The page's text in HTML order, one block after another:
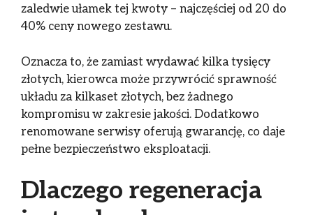
zaledwie ułamek tej kwoty – najczęściej od 20 do
40% ceny nowego zestawu.
Oznacza to, że zamiast wydawać kilka tysięcy
złotych, kierowca może przywrócić sprawność
układu za kilkaset złotych, bez żadnego
kompromisu w zakresie jakości. Dodatkowo
renomowane serwisy oferują gwarancję, co daje
pełne bezpieczeństwo eksploatacji.
Dlaczego regeneracja